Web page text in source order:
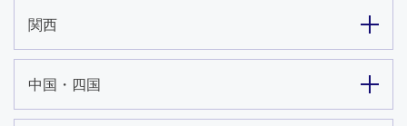
関西
中国・四国